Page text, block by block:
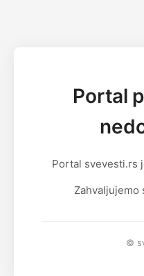
Portal
Portal svevesti.rs
Zahvaljujemo
©